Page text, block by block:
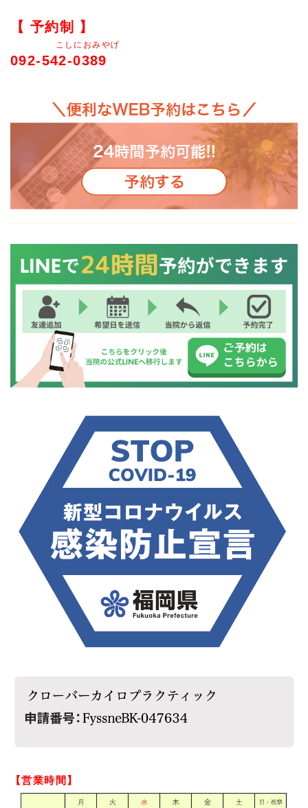
【 予約制 】
こしにおみやげ
092-542-0389
【営業時間】